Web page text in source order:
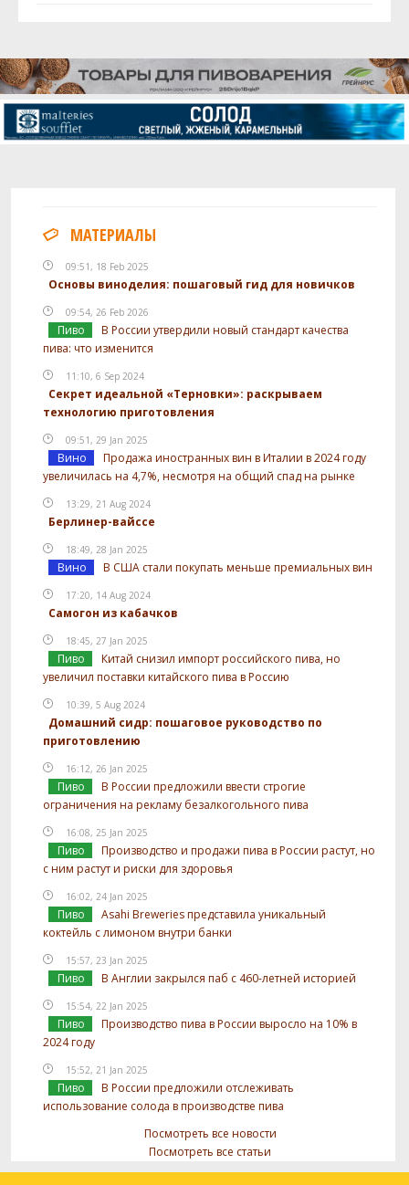
МАТЕРИАЛЫ
09:51, 18 Feb 2025
Основы виноделия: пошаговый гид для новичков
09:54, 26 Feb 2026
Пиво
В России утвердили новый стандарт качества
пива: что изменится
11:10, 6 Sep 2024
Секрет идеальной «Терновки»: раскрываем
технологию приготовления
09:51, 29 Jan 2025
Вино
Продажа иностранных вин в Италии в 2024 году
увеличилась на 4,7%, несмотря на общий спад на рынке
13:29, 21 Aug 2024
Берлинер-вайссе
18:49, 28 Jan 2025
Вино В США стали покупать меньше премиальных вин
17:20, 14 Aug 2024
Самогон из кабачков
18:45, 27 Jan 2025
Пиво
Китай снизил импорт российского пива, но
увеличил поставки китайского пива в Россию
10:39, 5 Aug 2024
Домашний сидр: пошаговое руководство по
приготовлению
16:12, 26 Jan 2025
Пиво
В России предложили ввести строгие
ограничения на рекламу безалкогольного пива
16:08, 25 Jan 2025
Пиво
Производство и продажи пива в России растут, но
с ним растут и риски для здоровья
16:02, 24 Jan 2025
Пиво
Asahi Breweries представила уникальный
коктейль с лимоном внутри банки
15:57, 23 Jan 2025
Пиво В Англии закрылся паб с 460-летней историей
15:54, 22 Jan 2025
Пиво
Производство пива в России выросло на 10% в
2024 году
15:52, 21 Jan 2025
Пиво
В России предложили отслеживать
использование солода в производстве пива
Посмотреть все новости
Посмотреть все статьи